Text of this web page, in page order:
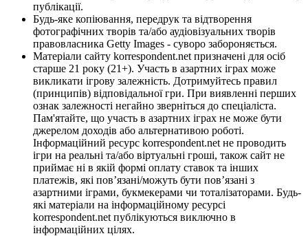
публікації.
Будь-яке копіювання, передрук та відтворення
фотографічних творів та/або аудіовізуальних творів
правовласника Getty Images - суворо забороняється.
Матеріали сайту korrespondent.net призначені для осіб
старше 21 року (21+). Участь в азартних іграх може
викликати ігрову залежність. Дотримуйтесь правил
(принципів) відповідальної гри. При виявленні перших
ознак залежності негайно зверніться до спеціаліста.
Пам'ятайте, що участь в азартних іграх не може бути
джерелом доходів або альтернативою роботі.
Інформаційний ресурс korrespondent.net не проводить
ігри на реальні та/або віртуальні гроші, також сайт не
приймає ні в якій формі оплату ставок та інших
платежів, які пов’язані/можуть бути пов’язані з
азартними іграми, букмекерами чи тоталізаторами. Будь-
які матеріали на інформаційному ресурсі
korrespondent.net публікуються виключно в
інформаційних цілях.